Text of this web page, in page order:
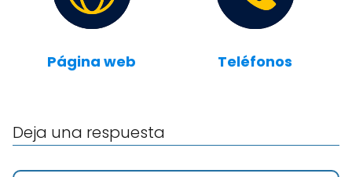
Página web Teléfonos
Deja una respuesta